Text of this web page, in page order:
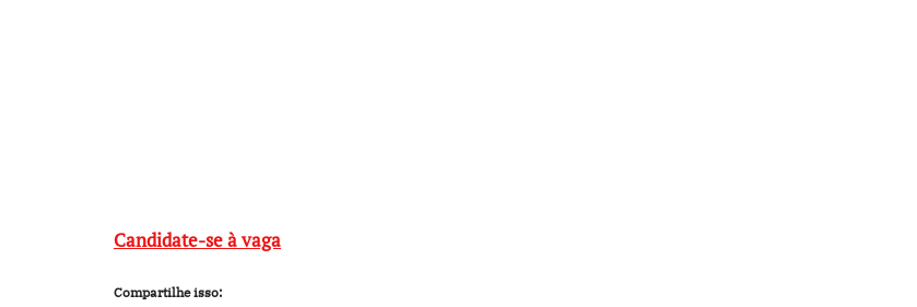
Candidate-se à vaga
Compartilhe isso: